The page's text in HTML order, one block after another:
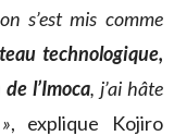
s’est mis comme
technologique,
l’Imoca, j’ai hâte
, explique Kojiro